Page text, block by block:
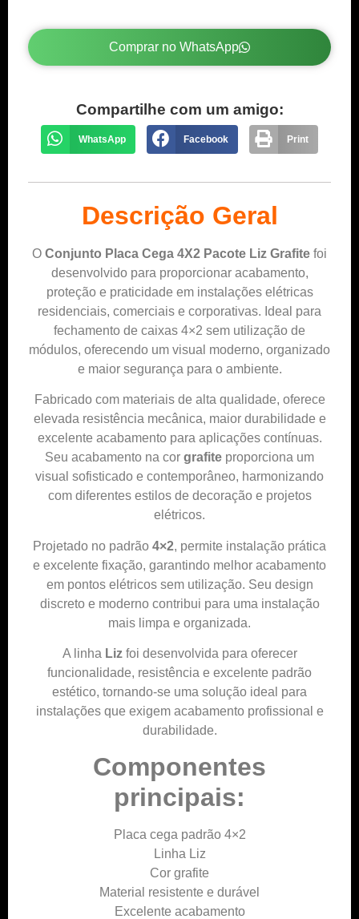
Comprar no WhatsApp
Compartilhe com um amigo:
WhatsApp Facebook Print
Descrição Geral
O Conjunto Placa Cega 4X2 Pacote Liz Grafite foi
desenvolvido para proporcionar acabamento,
proteção e praticidade em instalações elétricas
residenciais, comerciais e corporativas. Ideal para
fechamento de caixas 4×2 sem utilização de
módulos, oferecendo um visual moderno, organizado
e maior segurança para o ambiente.
Fabricado com materiais de alta qualidade, oferece
elevada resistência mecânica, maior durabilidade e
excelente acabamento para aplicações contínuas.
Seu acabamento na cor grafite proporciona um
visual sofisticado e contemporâneo, harmonizando
com diferentes estilos de decoração e projetos
elétricos.
Projetado no padrão 4×2, permite instalação prática
e excelente fixação, garantindo melhor acabamento
em pontos elétricos sem utilização. Seu design
discreto e moderno contribui para uma instalação
mais limpa e organizada.
A linha Lizfoi desenvolvida para oferecer
funcionalidade, resistência e excelente padrão
estético, tornando-se uma solução ideal para
instalações que exigem acabamento profissional e
durabilidade.
Componentes
principais:
Placa cega padrão 4×2
Linha Liz
Cor grafite
Material resistente e durável
Excelente acabamento